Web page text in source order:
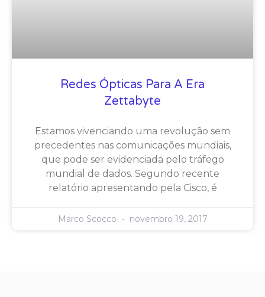
Redes Ópticas Para A Era
Zettabyte
Estamos vivenciando uma revolução sem
precedentes nas comunicações mundiais,
que pode ser evidenciada pelo tráfego
mundial de dados. Segundo recente
relatório apresentando pela Cisco, é
Marco Scocco novembro 19, 2017